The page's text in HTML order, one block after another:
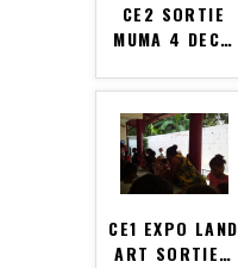
CE2 SORTIE
MUMA 4 DEC…
CE1 EXPO LAND
ART SORTIE…